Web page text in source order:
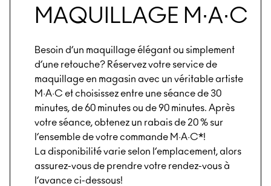
MAQUILLAGE M∙A∙C
Besoin d’un maquillage élégant ou simplement
d’une retouche? Réservez votre service de
maquillage en magasin avec un véritable artiste
M·A·C et choisissez entre une séance de 30
minutes, de 60 minutes ou de 90 minutes. Après
votre séance, obtenez un rabais de 20 % sur
l’ensemble de votre commande M·A·C*!
La disponibilité varie selon l’emplacement, alors
assurez-vous de prendre votre rendez-vous à
l’avance ci-dessous!